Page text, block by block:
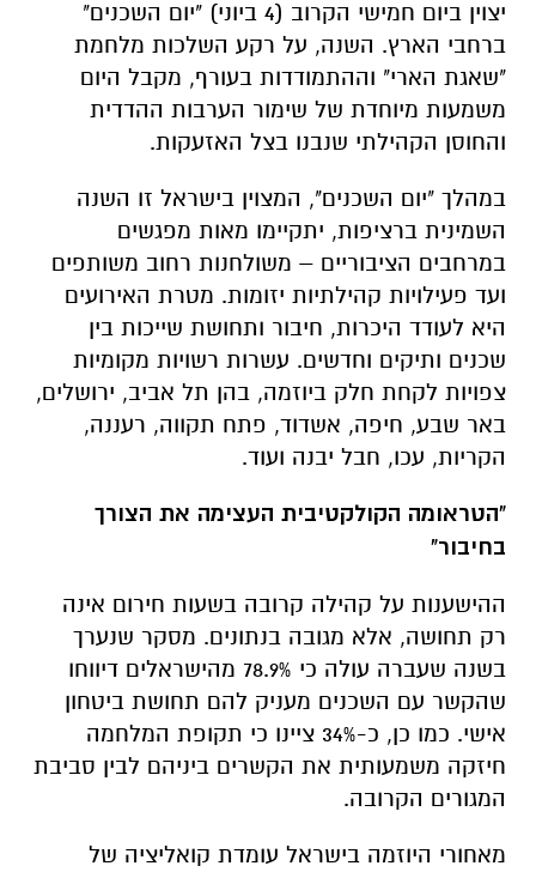
יצוין ביום חמישי הקרוב (4 ביוני) "יום השכנים"
ברחבי הארץ. השנה, על רקע השלכות מלחמת
"שאגת הארי" וההתמודדות בעורף, מקבל היום
משמעות מיוחדת של שימור הערבות ההדדית
והחוסן הקהילתי שנבנו בצל האזעקות.
במהלך "יום השכנים", המצוין בישראל זו השנה
השמינית ברציפות, יתקיימו מאות מפגשים
במרחבים הציבוריים – משולחנות רחוב משותפים
ועד פעילויות קהילתיות יזומות. מטרת האירועים
היא לעודד היכרות, חיבור ותחושת שייכות בין
שכנים ותיקים וחדשים. עשרות רשויות מקומיות
צפויות לקחת חלק ביוזמה, בהן תל אביב, ירושלים,
באר שבע, חיפה, אשדוד, פתח תקווה, רעננה,
הקריות, עכו, חבל יבנה ועוד.
"הטראומה הקולקטיבית העצימה את הצורך
בחיבור"
ההישענות על קהילה קרובה בשעות חירום אינה
רק תחושה, אלא מגובה בנתונים. מסקר שנערך
בשנה שעברה עולה כי 78.9% מהישראלים דיווחו
שהקשר עם השכנים מעניק להם תחושת ביטחון
אישי. כמו כן, כ-34% ציינו כי תקופת המלחמה
חיזקה משמעותית את הקשרים ביניהם לבין סביבת
המגורים הקרובה.
מאחורי היוזמה בישראל עומדת קואליציה של